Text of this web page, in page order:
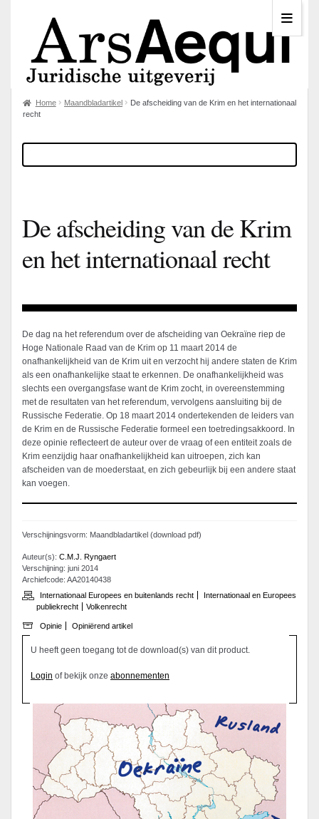
Home Maandbladartikel
De afscheiding van de Krim en het internationaal
recht
De afscheiding van de Krim
en het internationaal recht
De dag na het referendum over de afscheiding van Oekraïne riep de
Hoge Nationale Raad van de Krim op 11 maart 2014 de
onafhankelijkheid van de Krim uit en verzocht hij andere staten de Krim
als een onafhankelijke staat te erkennen. De onafhankelijkheid was
slechts een overgangsfase want de Krim zocht, in overeenstemming
met de resultaten van het referendum, vervolgens aansluiting bij de
Russische Federatie. Op 18 maart 2014 ondertekenden de leiders van
de Krim en de Russische Federatie formeel een toetredingsakkoord. In
deze opinie reflecteert de auteur over de vraag of een entiteit zoals de
Krim eenzijdig haar onafhankelijkheid kan uitroepen, zich kan
afscheiden van de moederstaat, en zich gebeurlijk bij een andere staat
kan voegen.
Verschijningsvorm: Maandbladartikel (download pdf)
Auteur(s): C.M.J. Ryngaert
Verschijning: juni 2014
Archiefcode: AA20140438
Internationaal Europees en buitenlands recht
Internationaal en Europees
publiekrecht
Volkenrecht
Opinie Opiniërend artikel
U heeft geen toegang tot de download(s) van dit product.
Login of bekijk onze abonnementen